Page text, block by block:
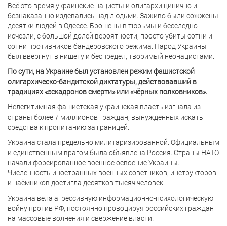
Всё это время украинские нацисты и олигархи цинично и
безнаказанно издевались над людьми. Заживо были сожжены
десятки людей в Одессе. Брошены в тюрьмы и бесследно
исчезли, с большой долей вероятности, просто убиты сотни и
сотни противников бандеровского режима. Народ Украины
был ввергнут в нищету и беспредел, творимый неонацистами.
По сути, на Украине был установлен режим фашистской
олигархическо-бандитской диктатуры, действовавший в
традициях «эскадронов смерти» или «чёрных полковников».
Нелегитимная фашистская украинская власть изгнала из
страны более 7 миллионов граждан, вынужденных искать
средства к пропитанию за границей.
Украина стала предельно милитаризированной. Официальным
и единственным врагом была объявлена Россия. Страны НАТО
начали форсированное военное освоение Украины.
Численность иностранных военных советников, инструкторов
и наёмников достигла десятков тысяч человек.
Украина вела агрессивную информационно-психологическую
войну против РФ, постоянно провоцируя российских граждан
на массовые волнения и свержение власти.